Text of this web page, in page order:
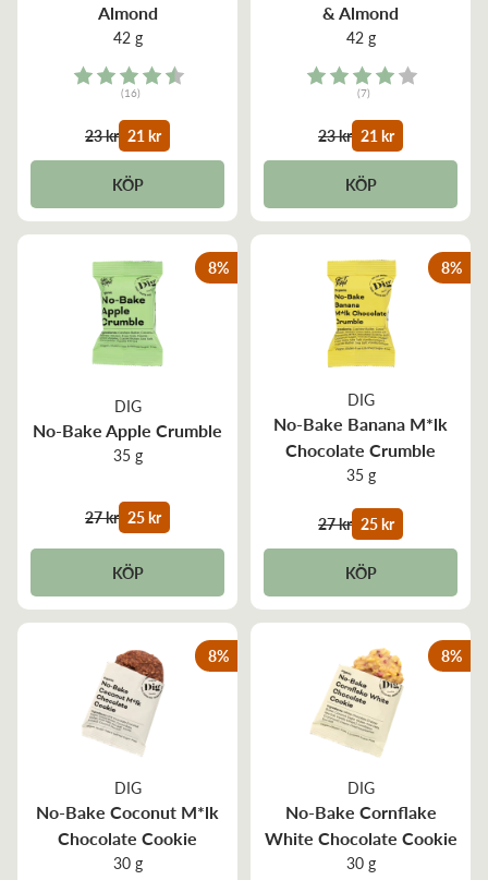
Almond
42 g
Rating:
(16)
23 kr 21 kr
KÖP
& Almond
42 g
Rating:
(7)
23 kr 21 kr
KÖP
DIG
No-Bake Apple Crumble
35 g
27 kr 25 kr
KÖP
8%
DIG
No-Bake Banana M*lk
Chocolate Crumble
35 g
27 kr 25 kr
KÖP
8%
DIG
No-Bake Coconut M*lk
Chocolate Cookie
30 g
8%
DIG
No-Bake Cornflake
White Chocolate Cookie
30 g
8%